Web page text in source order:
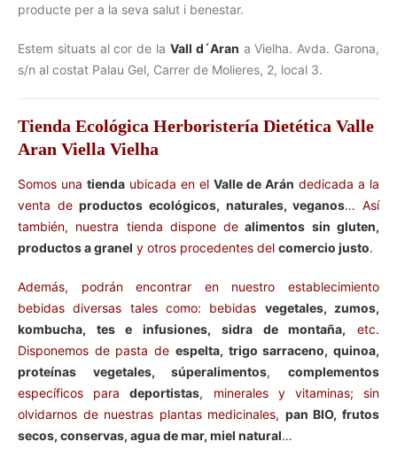
producte per a la seva salut i benestar.
Estem situats al cor de la Vall d´Aran a Vielha. Avda. Garona,
s/n al costat Palau Gel, Carrer de Molieres, 2, local 3.
Tienda Ecológica Herboristería Dietética Valle
Aran Viella Vielha
Somos una tienda ubicada en el Valle de Arán dedicada a la
venta deproductos ecológicos, naturales, veganos… Así
también, nuestra tienda dispone de alimentos sin gluten,
productos a granel y otros procedentes del comercio justo.
Además, podrán encontrar en nuestro establecimiento
bebidas diversas tales como: bebidas vegetales, zumos,
kombucha, tes e infusiones, sidra de montaña, etc.
Disponemos de pasta de espelta, trigo sarraceno, quinoa,
proteínas vegetales, súperalimentos,complementos
específicos paradeportistas, minerales y vitaminas; sin
olvidarnos de nuestras plantas medicinales, pan BIO, frutos
secos, conservas, agua de mar, miel natural…